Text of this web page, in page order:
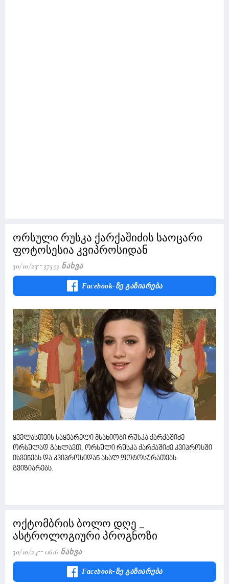
ორსული რუსკა ქარქაშიძის საოცარი
ფოტოსესია კვიპროსიდან
30/10/23 37553 Ნახვა
Facebook-Ზე Გაზიარება
ყველასთვის საყვარელი მსახიობი რუსკა ქარქაშიძე
ორსულად გახლავთ, ორსული რუსკა ქარქაშიძე კვიპროსში
ისვენებს და კვიპროსიდან ახალ ფოტოსურათებს
გვიზიარებს.
ოქტომბრის ბოლო დღე _
ასტროლოგიური პროგნოზი
30/10/24 11616 Ნახვა
Facebook-Ზე Გაზიარება